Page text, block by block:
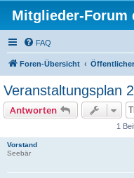
Mitglieder-Forum
FAQ
Foren-Übersicht
Veranstaltungsplan
Antworten
1
Vorstand
Seebär